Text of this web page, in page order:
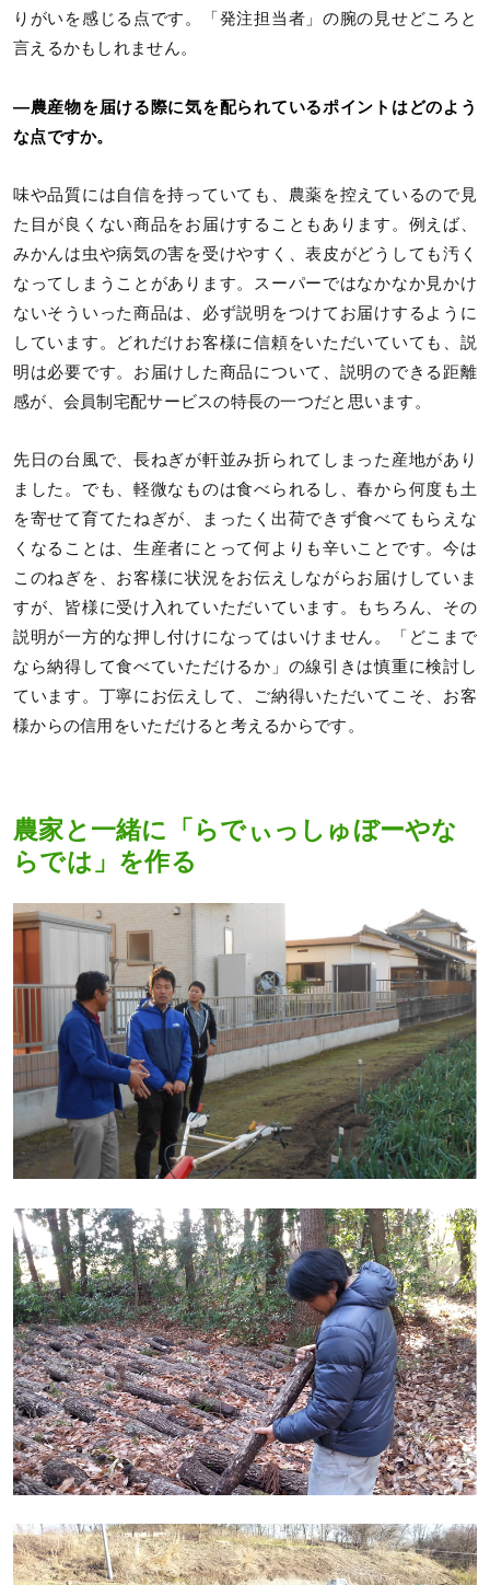
りがいを感じる点です。「発注担当者」の腕の見せどころと
言えるかもしれません。
―農産物を届ける際に気を配られているポイントはどのよう
な点ですか。
味や品質には自信を持っていても、農薬を控えているので見
た目が良くない商品をお届けすることもあります。例えば、
みかんは虫や病気の害を受けやすく、表皮がどうしても汚く
なってしまうことがあります。スーパーではなかなか見かけ
ないそういった商品は、必ず説明をつけてお届けするように
しています。どれだけお客様に信頼をいただいていても、説
明は必要です。お届けした商品について、説明のできる距離
感が、会員制宅配サービスの特長の一つだと思います。
先日の台風で、長ねぎが軒並み折られてしまった産地があり
ました。でも、軽微なものは食べられるし、春から何度も土
を寄せて育てたねぎが、まったく出荷できず食べてもらえな
くなることは、生産者にとって何よりも辛いことです。今は
このねぎを、お客様に状況をお伝えしながらお届けしていま
すが、皆様に受け入れていただいています。もちろん、その
説明が一方的な押し付けになってはいけません。「どこまで
なら納得して食べていただけるか」の線引きは慎重に検討し
ています。丁寧にお伝えして、ご納得いただいてこそ、お客
様からの信用をいただけると考えるからです。
農家と一緒に「らでぃっしゅぼーやな
らでは」を作る